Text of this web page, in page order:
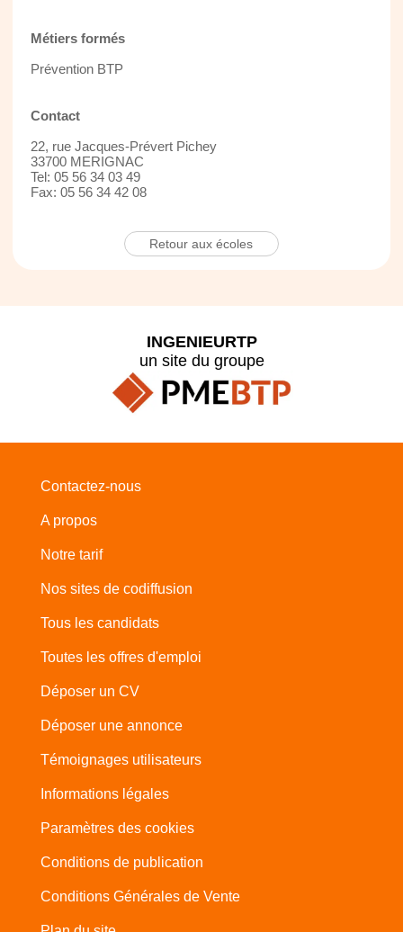
Métiers formés
Prévention BTP
Contact
22, rue Jacques-Prévert Pichey
33700 MERIGNAC
Tel: 05 56 34 03 49
Fax: 05 56 34 42 08
Retour aux écoles
INGENIEURTP
un site du groupe
Contactez-nous
A propos
Notre tarif
Nos sites de codiffusion
Tous les candidats
Toutes les offres d'emploi
Déposer un CV
Déposer une annonce
Témoignages utilisateurs
Informations légales
Paramètres des cookies
Conditions de publication
Conditions Générales de Vente